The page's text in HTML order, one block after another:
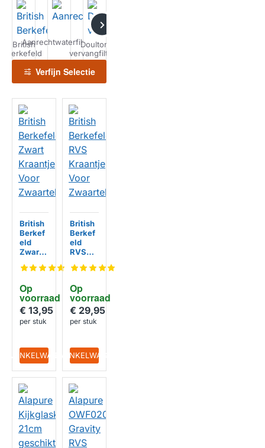
British
Berkefeld
Aanrechtwaterfilters
Doulton
vervangfilters
Verfijn Selectie
Op
voorraad
British
Berkef
eld
Zwart
e Voor
ekrach
tfilters
€ 13,95
per stuk
IN WINKELWAGEN
Op
voorraad
British
Berkef
eld
RVS
e Voor
ekrach
tfilters
€ 29,95
per stuk
IN WINKELWAGEN